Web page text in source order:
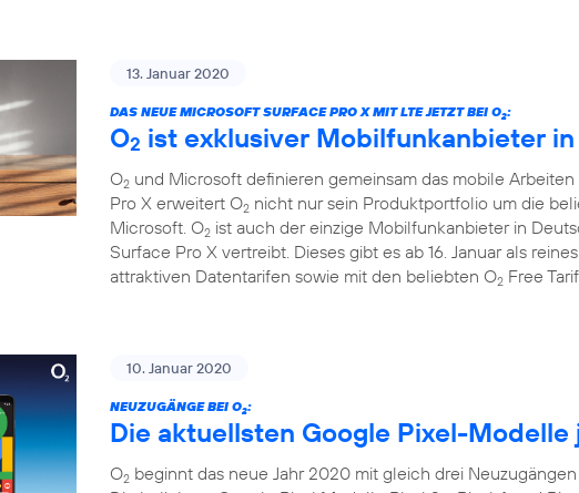
13. Januar 2020
DAS NEUE MICROSOFT SURFACE PRO X MIT LTE JETZT BEI O2:
O2 ist exklusiver Mobilfunkanbieter
O2 und Microsoft definieren gemeinsam das mobile
Pro X erweitert O2 nicht nur sein Produktportfolio um die
Microsoft. O2 ist auch der einzige Mobilfunkanbieter in
Surface Pro X vertreibt. Dieses gibt es ab 16. Januar als
attraktiven Datentarifen sowie mit den beliebten O2 Free
10. Januar 2020
NEUZUGÄNGE BEI O2:
Die aktuellsten Google Pixel-Modelle
O2 beginnt das neue Jahr 2020 mit gleich drei